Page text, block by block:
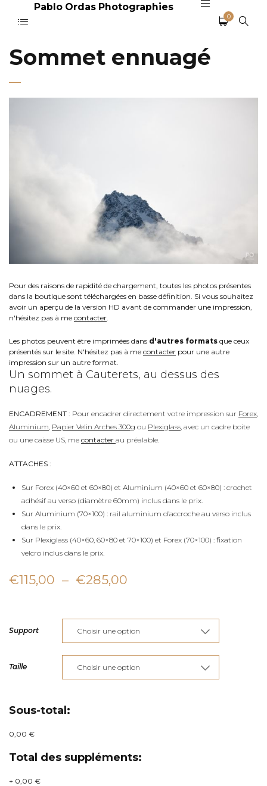
Pablo Ordas Photographies
0
Sommet ennuagé
Pour des raisons de rapidité de chargement, toutes les photos présentes
dans la boutique sont téléchargées en basse définition. Si vous souhaitez
avoir un aperçu de la version HD avant de commander une impression,
n'hésitez pas à me contacter
Les photos peuvent être imprimées dans d'autres formats que ceux
présentés sur le site. N'hésitez pas à me contacter pour une autre
impression sur un autre format.
Un sommet à Cauterets, au dessus des
nuages.
ENCADREMENT : Pour encadrer directement votre impression sur Forex
Aluminium Papier Velin Arches 300g ou Plexiglass , avec un cadre boite
ou une caisse US, me contacter au préalable.
ATTACHES :
Sur Forex (40×60 et 60×80) et Aluminium (40×60 et 60×80) : crochet
adhésif au verso (diamètre 60mm) inclus dans le prix.
Sur Aluminium (70×100) : rail aluminium d’accroche au verso inclus
dans le prix.
Sur Plexiglass (40×60, 60×80 et 70×100) et Forex (70×100) : fixation
velcro inclus dans le prix.
€115,00 – €285,00
prix :
€115,00
à
€285,00
Support
Taille
Sous-total:
0,00 €
Total des suppléments:
+ 0,00 €